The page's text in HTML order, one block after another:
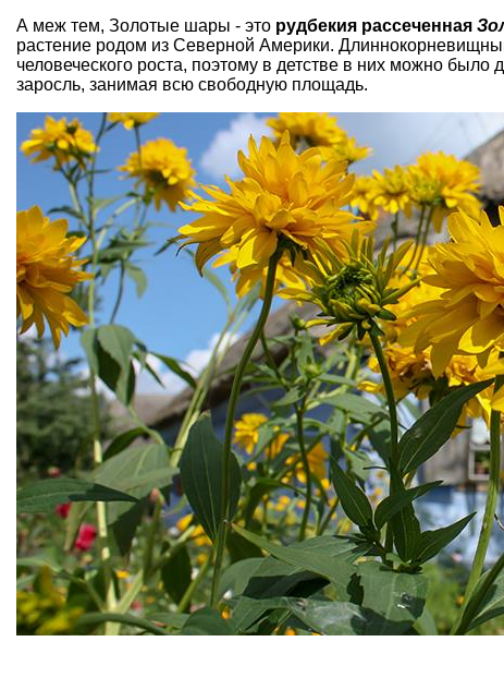
А меж тем, Золотые шары - это рудбекия рассеченная
растение родом из Северной Америки.
человеческого роста, поэтому в детстве в них можно было
заросль, занимая всю свободную площадь.